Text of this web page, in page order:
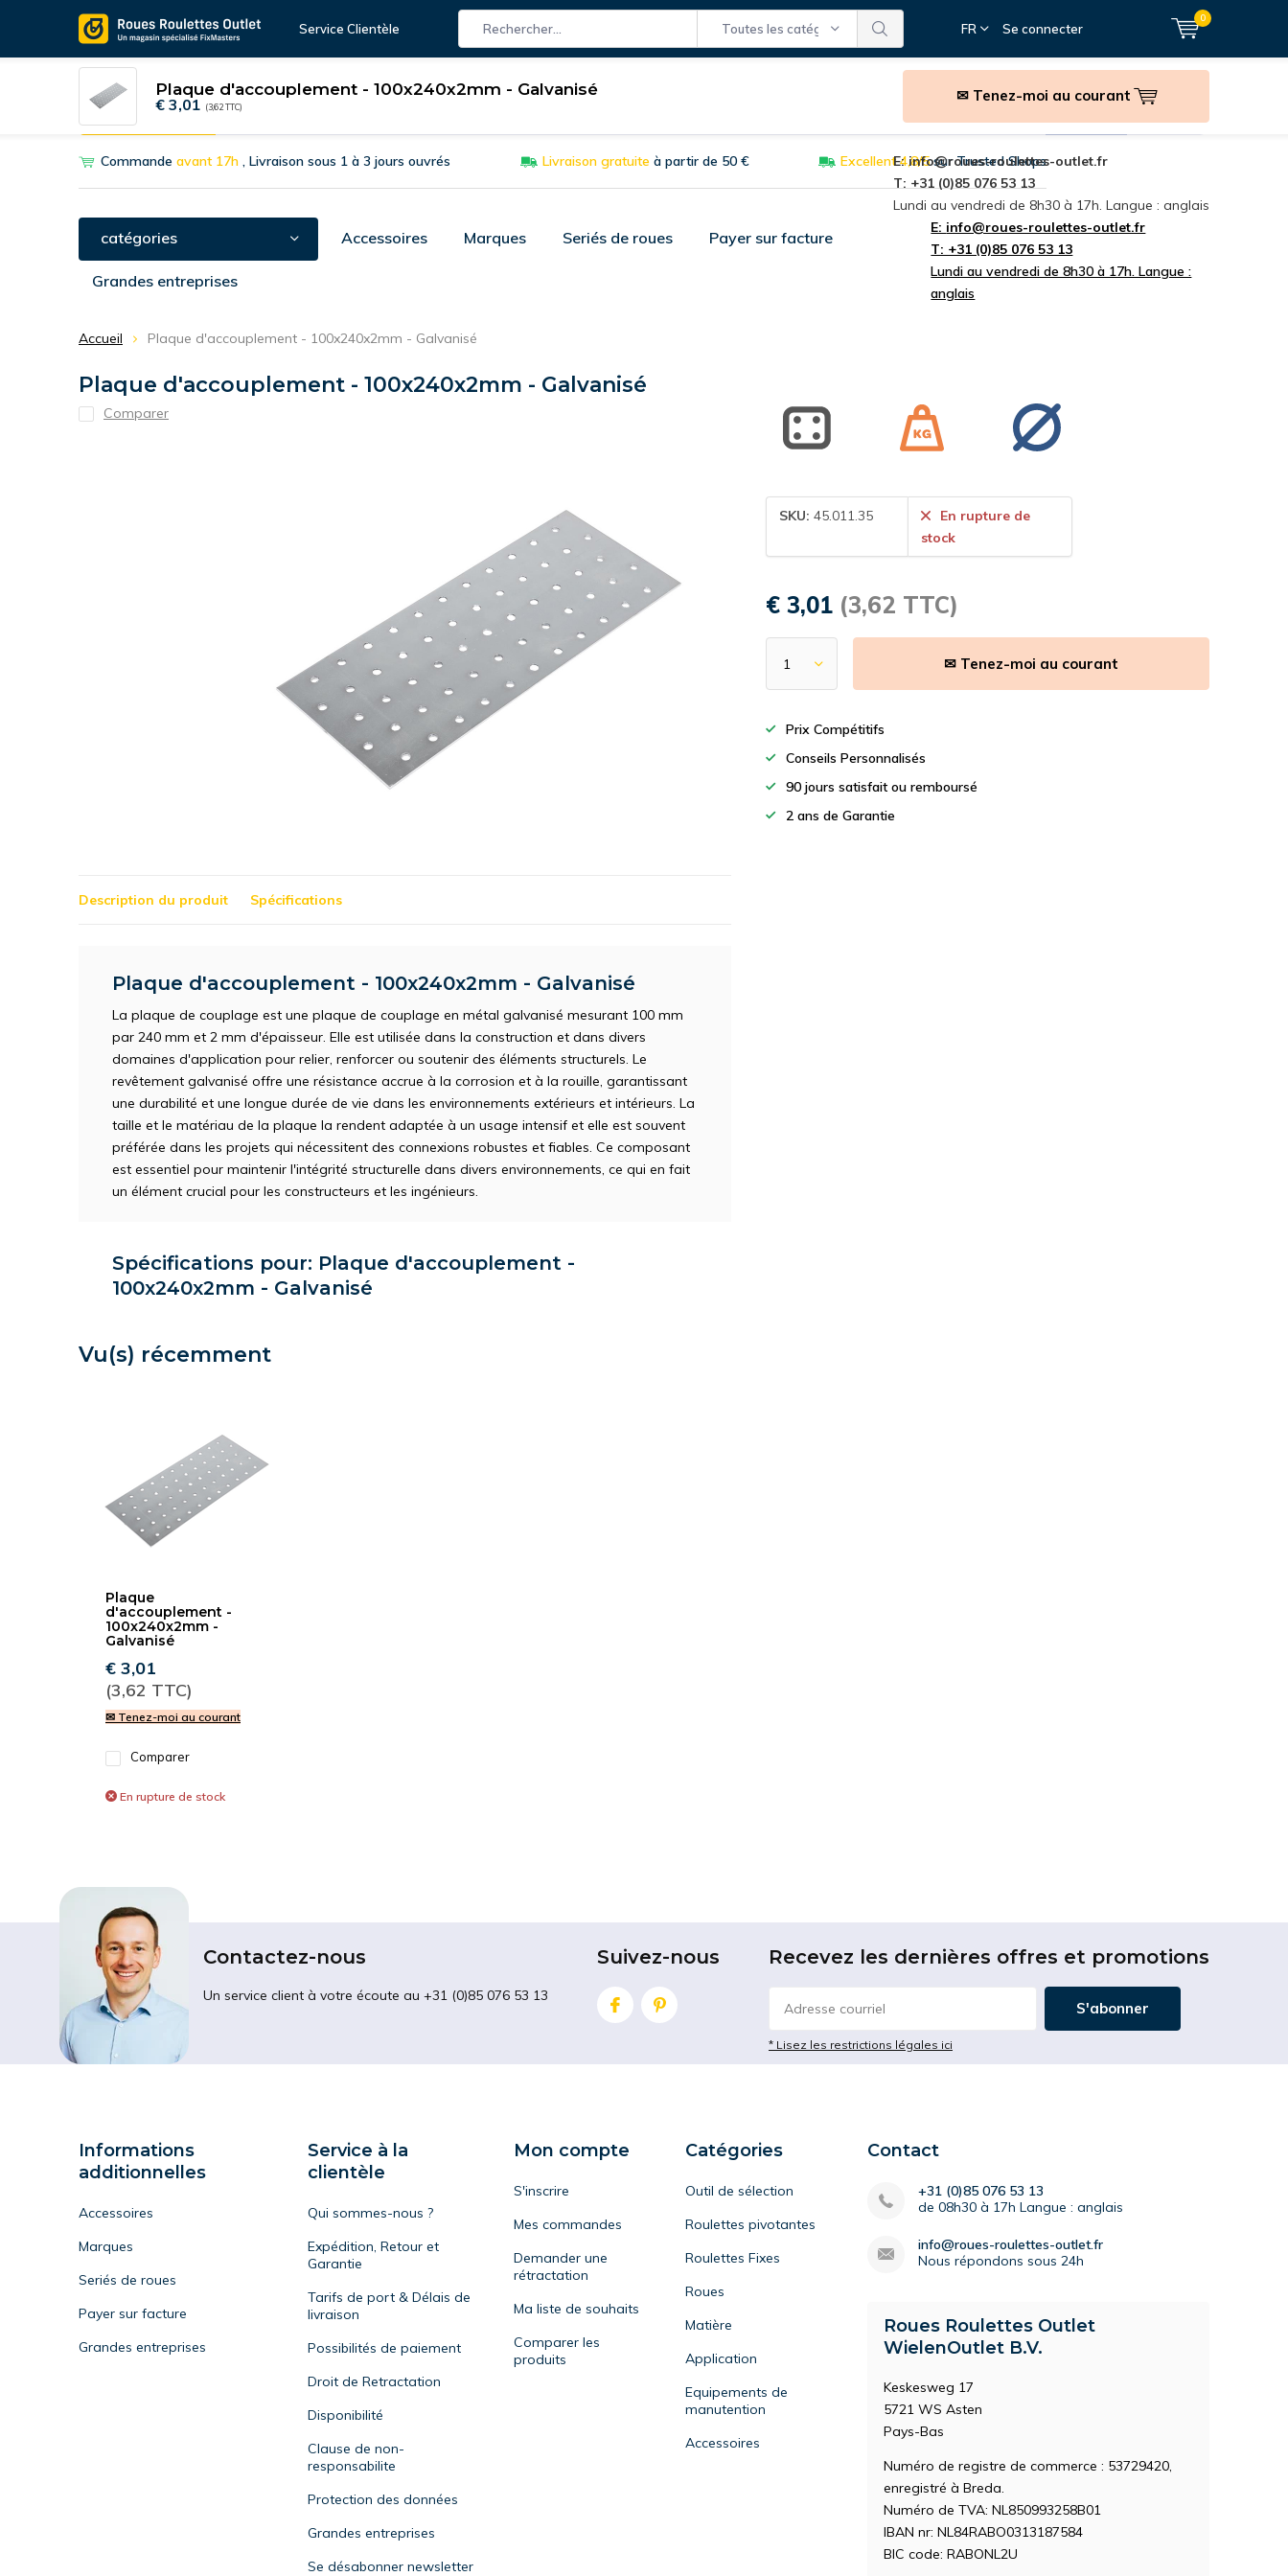
Service Clientèle Toutes les catégories FR Se connecter
0
Outil de sélection Roulettes pivotantes
Commande avant 17h , Livraison sous 1 à 3 jours ouvrés Livraison gratuite à partir de 50 € Excellent 4,8/5sur Trusted Shops
E:info@roues-roulettes-outlet.fr
T: +31 (0)85 076 53 13
Lundi au vendredi de 8h30 à 17h. Langue : anglais
catégories Accessoires Marques Seriés de roues Payer sur facture
Grandes entreprises
E: info@roues-roulettes-outlet.fr
T: +31 (0)85 076 53 13
Lundi au vendredi de 8h30 à 17h. Langue :
anglais
Accueil Plaque d'accouplement - 100x240x2mm - Galvanisé
Plaque d'accouplement - 100x240x2mm - Galvanisé
Comparer
SKU: 45.011.35
En rupture de
stock
€ 3,01 (3,62 TTC)
✉ Tenez-moi au courant
Prix Compétitifs
Conseils Personnalisés
90 jours satisfait ou remboursé
2 ans de Garantie
Description du produit Spécifications
Plaque d'accouplement - 100x240x2mm - Galvanisé
La plaque de couplage est une plaque de couplage en métal galvanisé mesurant 100 mm
par 240 mm et 2 mm d'épaisseur. Elle est utilisée dans la construction et dans divers
domaines d'application pour relier, renforcer ou soutenir des éléments structurels. Le
revêtement galvanisé offre une résistance accrue à la corrosion et à la rouille, garantissant
une durabilité et une longue durée de vie dans les environnements extérieurs et intérieurs. La
taille et le matériau de la plaque la rendent adaptée à un usage intensif et elle est souvent
préférée dans les projets qui nécessitent des connexions robustes et fiables. Ce composant
est essentiel pour maintenir l'intégrité structurelle dans divers environnements, ce qui en fait
un élément crucial pour les constructeurs et les ingénieurs.
Spécifications pour: Plaque d'accouplement -
100x240x2mm - Galvanisé
Vu(s) récemment
Plaque
d'accouplement -
100x240x2mm -
Galvanisé
€ 3,01
(3,62 TTC)
✉ Tenez-moi au courant
Comparer
En rupture de stock
Plaque d'accouplement - 100x240x2mm - Galvanisé
€ 3,01 (3,62 TTC)
✉ Tenez-moi au courant
Contactez-nous
Un service client à votre écoute au +31 (0)85 076 53 13
Suivez-nous Recevez les dernières offres et promotions
S'abonner
* Lisez les restrictions légales ici
Informations
additionnelles
Accessoires
Marques
Seriés de roues
Payer sur facture
Grandes entreprises
Service à la
clientèle
Qui sommes-nous ?
Expédition, Retour et
Garantie
Tarifs de port & Délais de
livraison
Possibilités de paiement
Droit de Retractation
Disponibilité
Clause de non-
responsabilite
Protection des données
Grandes entreprises
Se désabonner newsletter
Mon compte
S'inscrire
Mes commandes
Demander une
rétractation
Ma liste de souhaits
Comparer les
produits
Catégories
Outil de sélection
Roulettes pivotantes
Roulettes Fixes
Roues
Matière
Application
Equipements de
manutention
Accessoires
Contact
+31 (0)85 076 53 13
de 08h30 à 17h Langue : anglais
info@roues-roulettes-outlet.fr
Nous répondons sous 24h
Roues Roulettes Outlet
WielenOutlet B.V.
Keskesweg 17
5721 WS Asten
Pays-Bas
Numéro de registre de commerce : 53729420,
enregistré à Breda.
Numéro de TVA: NL850993258B01
IBAN nr: NL84RABO0313187584
BIC code: RABONL2U